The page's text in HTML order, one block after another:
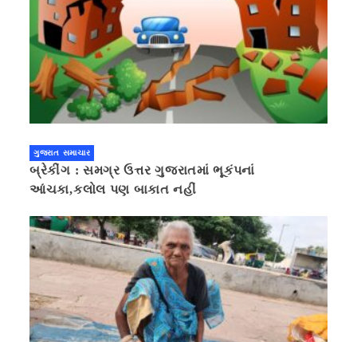
ગુજરાત સમાચાર
બ્રેકીંગ : સમગ્ર ઉત્તર ગુજરાતમાં ભૂકંપનાં
આંચકા,કલોલ પણ બાકાત નહીં